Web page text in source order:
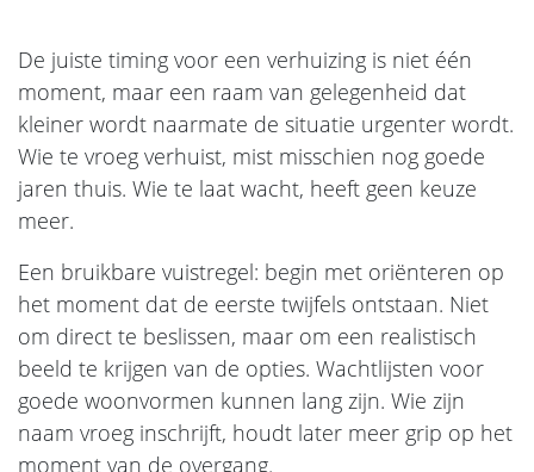
De juiste timing voor een verhuizing is niet één
moment, maar een raam van gelegenheid dat
kleiner wordt naarmate de situatie urgenter wordt.
Wie te vroeg verhuist, mist misschien nog goede
jaren thuis. Wie te laat wacht, heeft geen keuze
meer.
Een bruikbare vuistregel: begin met oriënteren op
het moment dat de eerste twijfels ontstaan. Niet
om direct te beslissen, maar om een realistisch
beeld te krijgen van de opties. Wachtlijsten voor
goede woonvormen kunnen lang zijn. Wie zijn
naam vroeg inschrijft, houdt later meer grip op het
moment van de overgang.